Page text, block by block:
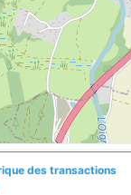
des transactions